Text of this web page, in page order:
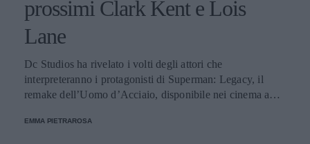
prossimi Clark Kent e Lois
Lane
Dc Studios ha rivelato i volti degli attori che
interpreteranno i protagonisti di Superman: Legacy, il
remake dell’Uomo d’Acciaio, disponibile nei cinema a
EMMA PIETRAROSA